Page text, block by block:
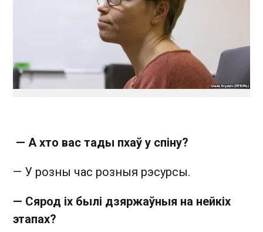
— А хто вас тады пхаў у спіну?
— У розны час розныя рэсурсы.
— Сярод іх былі дзяржаўныя на нейкіх
этапах?